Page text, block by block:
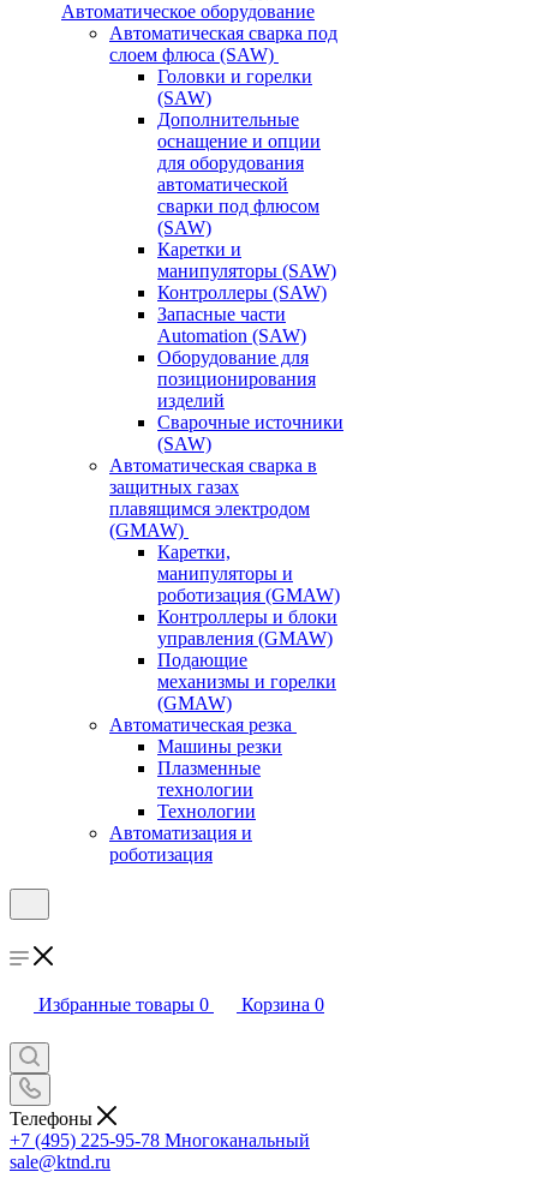
Автоматическое оборудование
Автоматическая сварка под
слоем флюса (SAW)
Головки и горелки
(SAW)
Дополнительные
оснащение и опции
для оборудования
автоматической
сварки под флюсом
(SAW)
Каретки и
манипуляторы (SAW)
Контроллеры (SAW)
Запасные части
Automation (SAW)
Оборудование для
позиционирования
изделий
Сварочные источники
(SAW)
Автоматическая сварка в
защитных газах
плавящимся электродом
(GMAW)
Каретки,
манипуляторы и
роботизация (GMAW)
Контроллеры и блоки
управления (GMAW)
Подающие
механизмы и горелки
(GMAW)
Автоматическая резка
Машины резки
Плазменные
технологии
Технологии
Автоматизация и
роботизация
Избранные товары 0 Корзина 0
Телефоны
+7 (495) 225-95-78 Многоканальный
sale@ktnd.ru